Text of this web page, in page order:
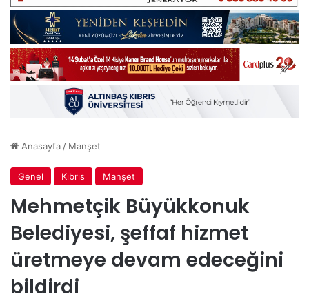
Anasayfa / Manşet
Genel Kıbrıs Manşet
Mehmetçik Büyükkonuk
Belediyesi, şeffaf hizmet
üretmeye devam edeceğini
bildirdi